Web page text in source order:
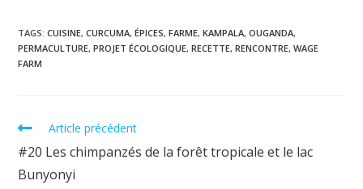
TAGS:CUISINE, CURCUMA, ÉPICES, FARME, KAMPALA, OUGANDA,
PERMACULTURE, PROJET ÉCOLOGIQUE, RECETTE, RENCONTRE, WAGE
FARM
Read
articles
Article précédent
#20 Les chimpanzés de la forêt tropicale et le lac
Bunyonyi